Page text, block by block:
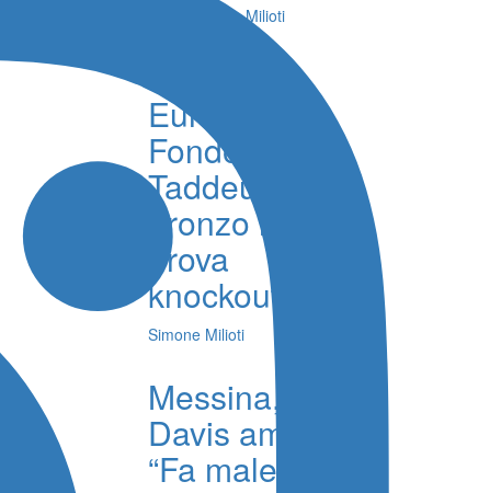
07 Agosto 2026 - 18:12 - Simone Milioti
Nuoto
Europei
Fondo,
Taddeucci di
bronzo nella
prova
knockout
Simone Milioti
Messina,
Davis amaro
“Fa male